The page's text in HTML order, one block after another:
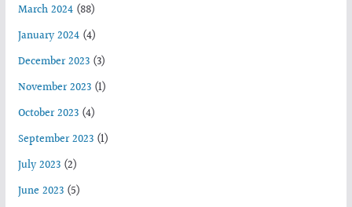
March 2024(88)
January 2024(4)
December 2023(3)
November 2023(1)
October 2023(4)
September 2023(1)
July 2023(2)
June 2023(5)